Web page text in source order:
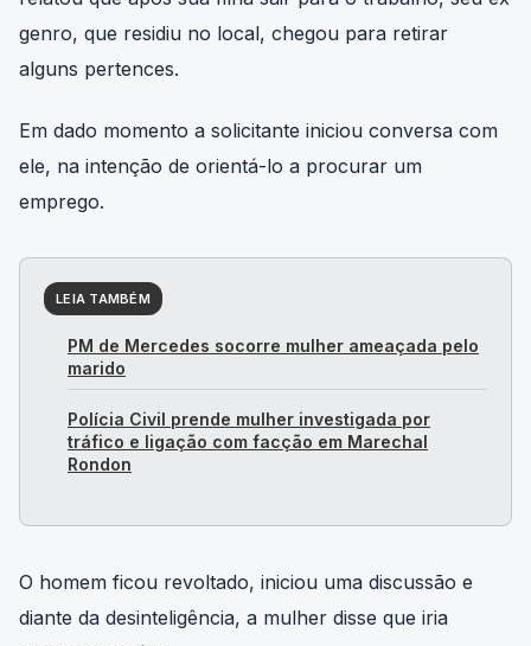
relatou que após sua filha sair para o trabalho, seu ex
genro, que residiu no local, chegou para retirar
alguns pertences.
Em dado momento a solicitante iniciou conversa com
ele, na intenção de orientá-lo a procurar um
emprego.
LEIA TAMBÉM
PM de Mercedes socorre mulher ameaçada pelo
marido
Polícia Civil prende mulher investigada por
tráfico e ligação com facção em Marechal
Rondon
O homem ficou revoltado, iniciou uma discussão e
diante da desinteligência, a mulher disse que iria